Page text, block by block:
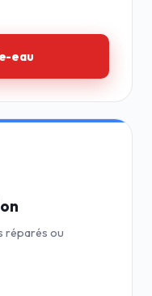
eau
réparés ou